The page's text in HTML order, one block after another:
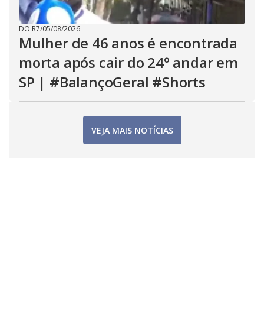
DO R7/05/08/2026
Mulher de 46 anos é encontrada
morta após cair do 24º andar em
SP | #BalançoGeral #Shorts
VEJA MAIS NOTÍCIAS